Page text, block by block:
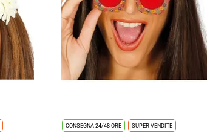
CONSEGNA 24/48 ORE SUPER VENDITE